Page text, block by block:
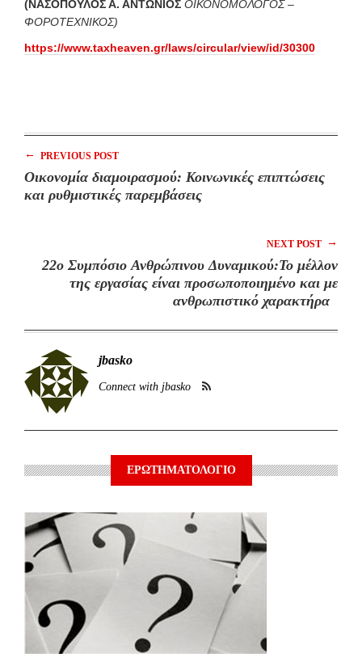
(ΝΑΣΟΠΟΥΛΟΣ Α. ΑΝΤΩΝΙΟΣ ΟΙΚΟΝΟΜΟΛΟΓΟΣ –
ΦΟΡΟΤΕΧΝΙΚΟΣ)
https://www.taxheaven.gr/laws/circular/view/id/30300
← PREVIOUS POST
Οικονομία διαμοιρασμού: Κοινωνικές επιπτώσεις
και ρυθμιστικές παρεμβάσεις
NEXT POST →
22ο Συμπόσιο Ανθρώπινου Δυναμικού:Το μέλλον
της εργασίας είναι προσωποποιημένο και με
jbasko
Connect with jbasko
ΕΡΩΤΗΜΑΤΟΛΟΓΙΟ